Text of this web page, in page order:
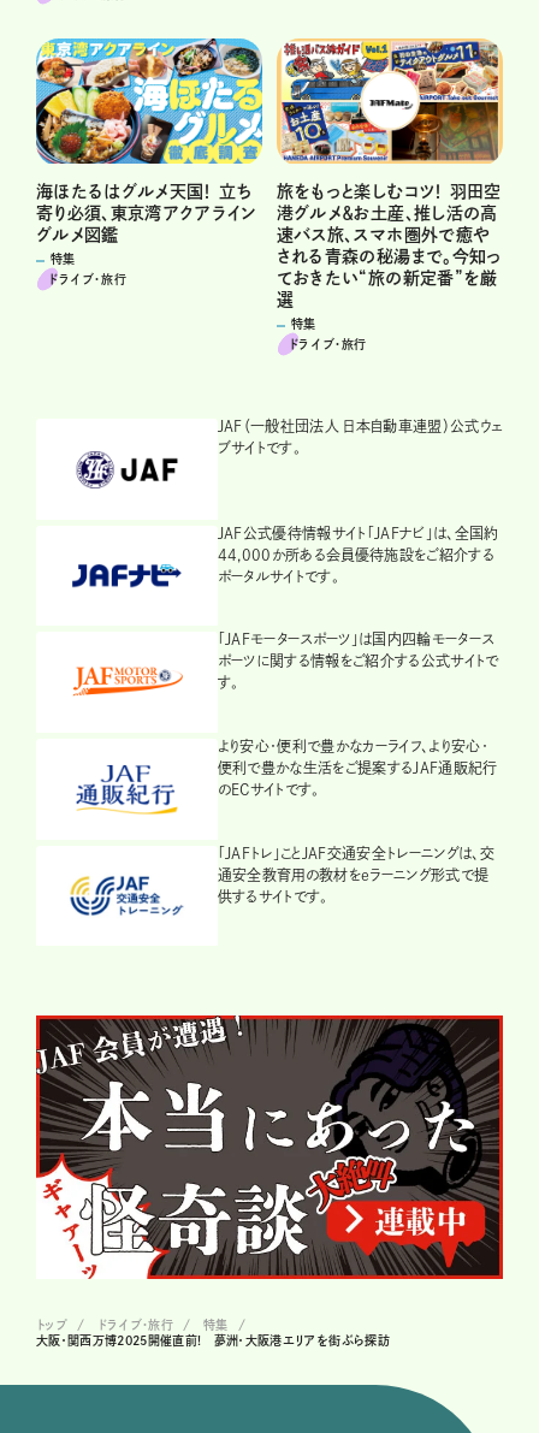
海ほたるはグルメ天国！ 立ち
寄り必須、東京湾アクアライン
グルメ図鑑
特集
ドライブ･旅行
旅をもっと楽しむコツ！ 羽田空
港グルメ＆お土産、推し活の高
速バス旅、スマホ圏外で癒や
される青森の秘湯まで。今知っ
ておきたい“旅の新定番”を厳
選
特集
ドライブ･旅行
JAF（一般社団法人 日本自動車連盟）公式ウェ
ブサイトです。
JAF公式優待情報サイト「JAFナビ」は、全国約
44,000か所ある会員優待施設をご紹介する
ポータルサイトです。
「JAFモータースポーツ」は国内四輪モータース
ポーツに関する情報をご紹介する公式サイトで
す。
より安心・便利で豊かなカーライフ、より安心・
便利で豊かな生活をご提案するJAF通販紀行
のECサイトです。
「JAFトレ」ことJAF交通安全トレーニングは、交
通安全教育用の教材をeラーニング形式で提
供するサイトです。
トップ ドライブ･旅行
特集
大阪・関西万博2025開催直前! 夢洲・大阪港エリアを街ぶら探訪